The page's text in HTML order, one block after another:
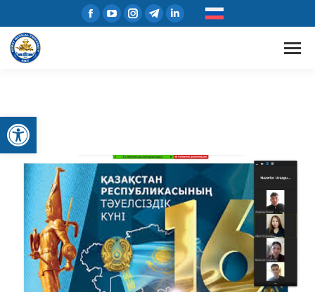
Открыть панель инструментов